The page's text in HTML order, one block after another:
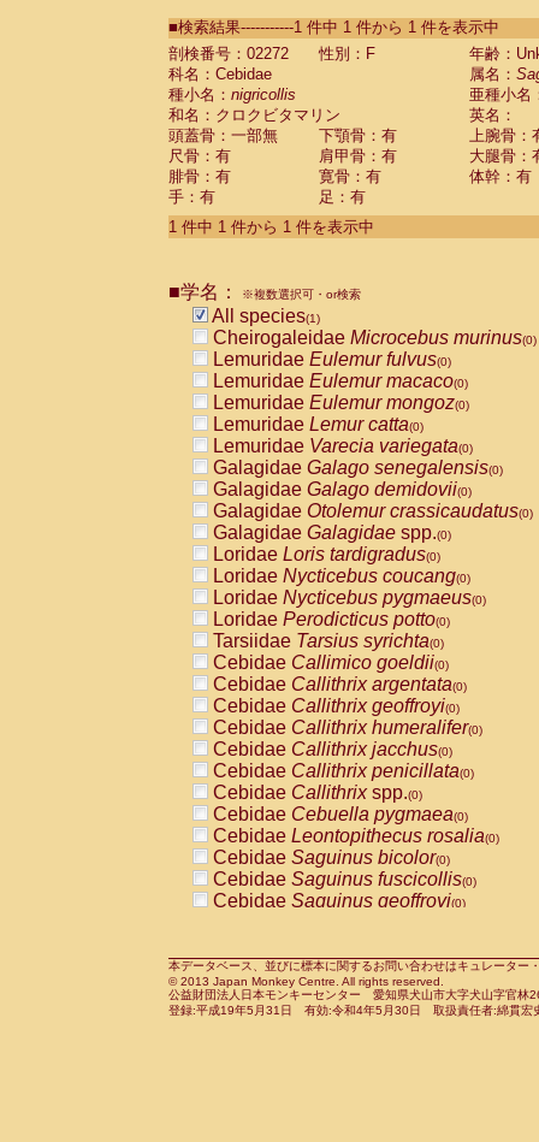
CebidaeSaguinus labiatus(0)
Cebidae Saguinus leucopus (0)
Cebidae
CebidaeSaguinus mystax
CebidaeSaguinus nigricollis (1)
Cebidae Saguinus oedipus
Cebidae Saguinus weddelli
Cebidae Saguinusspp.
Cebidae Aotus trivirgatus
Cebidae Cebus albifrons
CebidaeCebus nigrivittatus
CebidaeCebus
CebidaeSaimiri boliviensis(0)
CebidaeSaimiri sciureus(0)
AtelidaeAlouatta caraya(0)
AtelidaeAlouatta fusca(0)
AtelidaeAlouatta seniculus
AtelidaeAlouattaspp.(0)
AtelidaeAteles belzebuth(0)
AtelidaeAteles geoffroyi(0)
AtelidaeAteles paniscus(0)
AtelidaeAtelesspp.(0)
Atelidae Lagothrix lagothricha
AtelidaeLagothrix lagothricha cana
PitheciidaeCacajao calvus
PitheciidaeCallicebus cupreus
PitheciidaeCallicebus donacophilus
PitheciidaeCallicebus moloch
PitheciidaeCallicebus torquatus
PitheciidaeCallicebusspp.(0)
PitheciidaeChiropotes satanas(0)
PitheciidaePithecia monachus
PitheciidaePithecia pithecia(0)
CercopithecidaeCercocebus agilis
CercopithecidaeCercocebus
CercopithecidaeCercocebus
CercopithecidaeCercocebus
CercopithecidaeCercocebus
CercopithecidaeCercocebushybrid
CercopithecidaePapio anubis(0)
CercopithecidaePapio cynocephalus
CercopithecidaePapio hamadryas(0)
■検索結果-----------1 件中 1 件から 1 件を表示中
剖検番号：02272
性別：F
年齢：
科名：Cebidae
属名：
種小名： nigricollis
亜種小名
和名：クロクビタマリン
英名：
頭蓋骨：一部無
下顎骨：有
上腕骨：
尺骨：有
肩甲骨：有
大腿骨：
腓骨：有
寛骨：有
体幹：有
手：有
足：有
1 件中 1 件から 1 件を表示中
■学名： ※複数選択可・or検索
All species(1)
Cheirogaleidae Microcebus murinus(0)
Lemuridae Eulemur fulvus(0)
Lemuridae Eulemur macaco(0)
Lemuridae Eulemur mongoz(0)
Lemuridae Lemur catta(0)
Lemuridae Varecia variegata(0)
Galagidae Galago senegalensis(0)
Galagidae Galago demidovii(0)
Galagidae Otolemur crassicaudatus(0)
Galagidae Galagidae spp.(0)
Loridae Loris tardigradus(0)
Loridae Nycticebus coucang(0)
Loridae Nycticebus pygmaeus(0)
Loridae Perodicticus potto(0)
Tarsiidae Tarsius syrichta(0)
Cebidae Callimico goeldii(0)
Cebidae Callithrix argentata(0)
Cebidae Callithrix geoffroyi(0)
Cebidae Callithrix humeralifer(0)
Cebidae Callithrix jacchus(0)
Cebidae Callithrix penicillata(0)
Cebidae Callithrixspp.(0)
Cebidae Cebuella pygmaea(0)
Cebidae Leontopithecus rosalia(0)
Cebidae Saguinus bicolor(0)
Cebidae Saguinus fuscicollis(0)
Cebidae Saguinus geoffroyi(0)
CebidaeSaguinus leucopus(0)
CebidaeSaguinus midas(0)
Cebidae Saguinus mystax(0)
本データベース、並びに標本に関するお問い合わせはキュレータ
© 2013 Japan Monkey Centre. All rights reserved.
公益財団法人日本モンキーセンター 愛知県犬山市大字犬山字官
登録:平成19年5月31日 有効:令和4年5月30日 取扱責任者:綿貫宏